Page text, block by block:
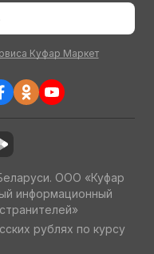
Куфар Маркет
ООО «Куфар
информационный
рублях по курсу